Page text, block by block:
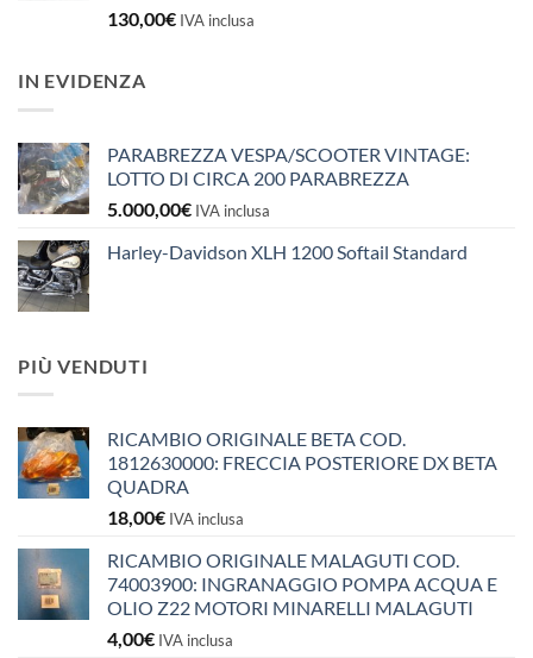
130,00€ IVA inclusa
IN EVIDENZA
PARABREZZA VESPA/SCOOTER VINTAGE:
LOTTO DI CIRCA 200 PARABREZZA
5.000,00€ IVA inclusa
Harley-Davidson XLH 1200 Softail Standard
PIÙ VENDUTI
RICAMBIO ORIGINALE BETA COD.
1812630000: FRECCIA POSTERIORE DX BETA
QUADRA
18,00€ IVA inclusa
RICAMBIO ORIGINALE MALAGUTI COD.
74003900: INGRANAGGIO POMPA ACQUA E
OLIO Z22 MOTORI MINARELLI MALAGUTI
4,00€ IVA inclusa